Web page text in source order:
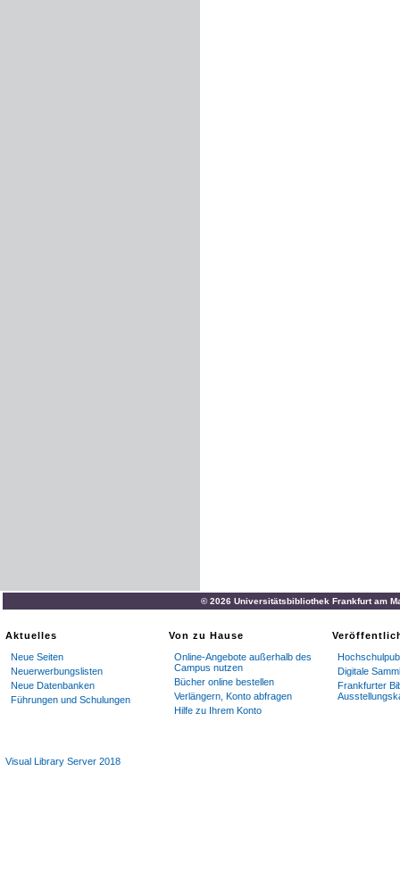
© 2026 Universitätsbibliothek Frankfurt am
Aktuelles
Neue Seiten
Neuerwerbungslisten
Neue Datenbanken
Führungen und Schulungen
Von zu Hause
Online-Angebote außerhalb des
Campus nutzen
Bücher online bestellen
Verlängern, Konto abfragen
Hilfe zu Ihrem Konto
Digitale
Frankfurter
Visual Library Server 2018